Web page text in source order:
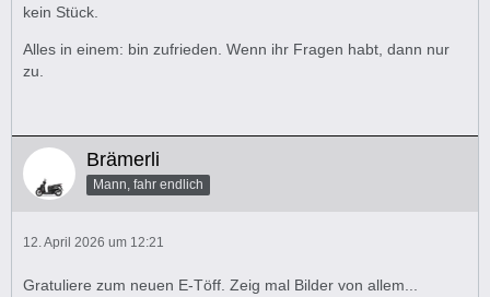
kein Stück.
Alles in einem: bin zufrieden. Wenn ihr Fragen habt, dann nur
zu.
Brämerli
Mann, fahr endlich
12. April 2026 um 12:21
Gratuliere zum neuen E-Töff. Zeig mal Bilder von allem...